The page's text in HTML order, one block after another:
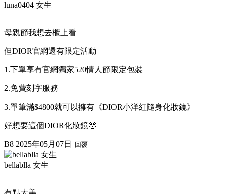
luna0404 女生
母親節我想去櫃上看
但DIOR官網還有限定活動
1.下單享有官網獨家520情人節限定包裝
2.免費刻字服務
3.單筆滿$4800就可以擁有《DIOR小洋紅隨身化妝鏡》
好想要這個DIOR化妝鏡🥹
B8 2025年05月07日 回覆
bellablla 女生